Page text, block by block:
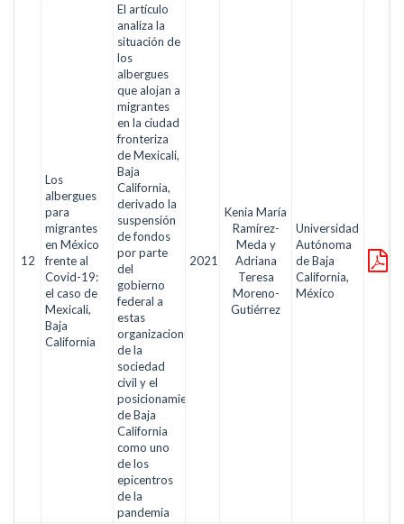
12
Los
albergues
para
migrantes
en México
frente al
Covid-19:
el caso de
Mexicali,
Baja
California
El artículo
analiza la
situación de
los
albergues
que alojan a
migrantes
en la ciudad
fronteriza
de Mexicali,
Baja
California,
derivado la
suspensión
de fondos
por parte
del
gobierno
federal a
estas
organizaciones
de la
sociedad
civil y el
posicionamiento
de Baja
California
como uno
de los
epicentros
de la
pandemia
2021
Kenia María
Ramírez-
Meda y
Adriana
Teresa
Moreno-
Gutiérrez
Universidad
Autónoma
de Baja
California,
México